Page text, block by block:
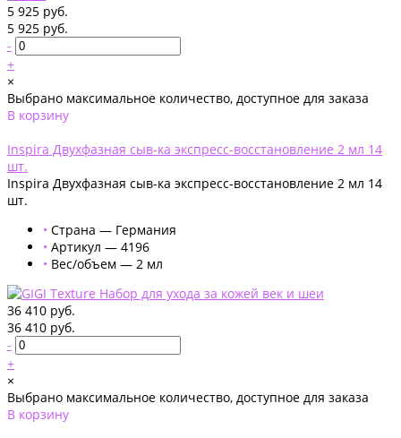
5 925 руб.
5 925 руб.
-
+
×
Выбрано максимальное количество, доступное для заказа
В корзину
Inspira Двухфазная сыв-ка экспресс-восстановление 2 мл 14
шт.
Inspira Двухфазная сыв-ка экспресс-восстановление 2 мл 14
шт.
• Страна — Германия
• Артикул — 4196
• Вес/объем — 2 мл
36 410 руб.
36 410 руб.
-
+
×
Выбрано максимальное количество, доступное для заказа
В корзину